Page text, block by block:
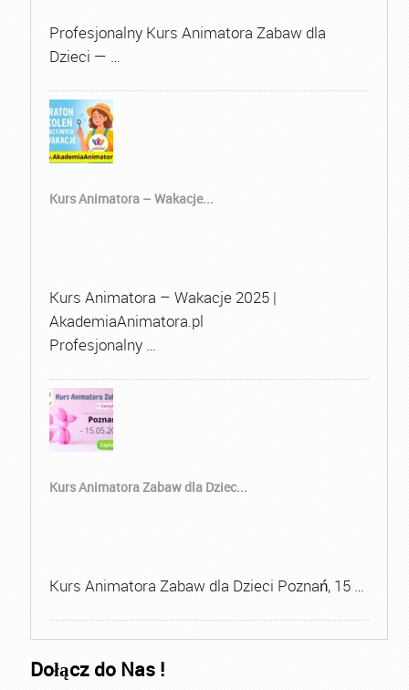
Profesjonalny Kurs Animatora Zabaw dla
Dzieci — …
Kurs Animatora – Wakacje...
Kurs Animatora – Wakacje 2025 |
AkademiaAnimatora.pl
Profesjonalny …
Kurs Animatora Zabaw dla Dziec...
Kurs Animatora Zabaw dla Dzieci Poznań, 15 …
Dołącz do Nas !